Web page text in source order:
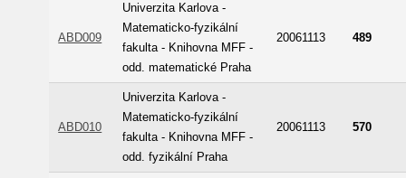
ABD009
Univerzita Karlova -
Matematicko-fyzikální
fakulta - Knihovna MFF -
odd. matematické Praha
20061113 489
ABD010
Univerzita Karlova -
Matematicko-fyzikální
fakulta - Knihovna MFF -
odd. fyzikální Praha
20061113 570